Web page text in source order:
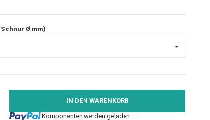
Ø mm)
IN DEN WARENKORB
Loading...
Komponenten werden geladen ...